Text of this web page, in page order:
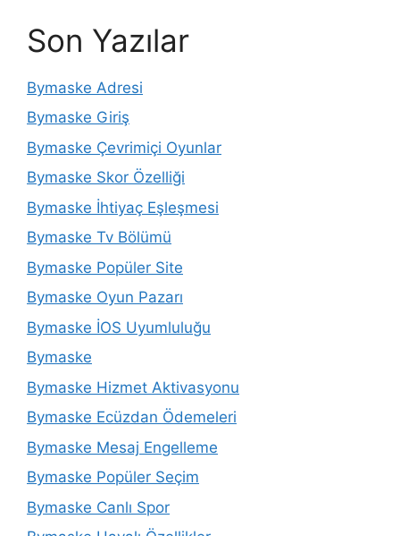
Son Yazılar
Bymaske Adresi
Bymaske Giriş
Bymaske Çevrimiçi Oyunlar
Bymaske Skor Özelliği
Bymaske İhtiyaç Eşleşmesi
Bymaske Tv Bölümü
Bymaske Popüler Site
Bymaske Oyun Pazarı
Bymaske İOS Uyumluluğu
Bymaske
Bymaske Hizmet Aktivasyonu
Bymaske Ecüzdan Ödemeleri
Bymaske Mesaj Engelleme
Bymaske Popüler Seçim
Bymaske Canlı Spor